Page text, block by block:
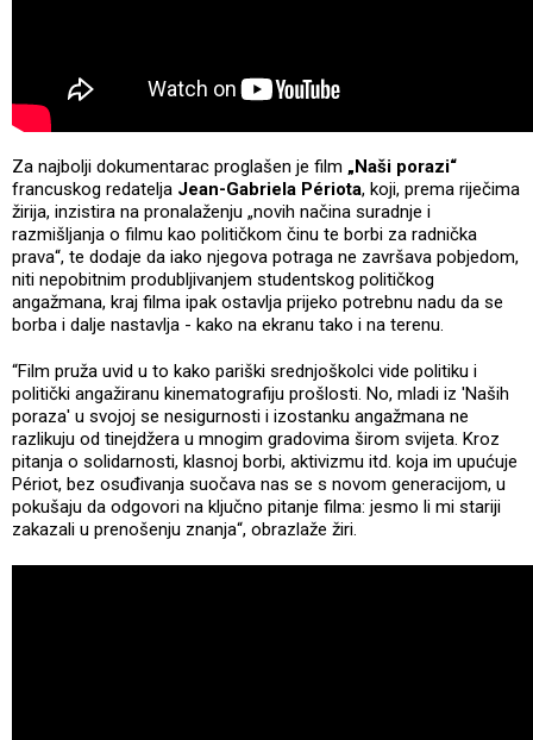
Za najbolji dokumentarac proglašen je film „Naši porazi“
francuskog redatelja Jean-Gabriela Périota, koji, prema riječima
žirija, inzistira na pronalaženju „novih načina suradnje i
razmišljanja o filmu kao političkom činu te borbi za radnička
prava“, te dodaje da iako njegova potraga ne završava pobjedom,
niti nepobitnim produbljivanjem studentskog političkog
angažmana, kraj filma ipak ostavlja prijeko potrebnu nadu da se
borba i dalje nastavlja - kako na ekranu tako i na terenu.
“Film pruža uvid u to kako pariški srednjoškolci vide politiku i
politički angažiranu kinematografiju prošlosti. No, mladi iz 'Naših
poraza' u svojoj se nesigurnosti i izostanku angažmana ne
razlikuju od tinejdžera u mnogim gradovima širom svijeta. Kroz
pitanja o solidarnosti, klasnoj borbi, aktivizmu itd. koja im upućuje
Périot, bez osuđivanja suočava nas se s novom generacijom, u
pokušaju da odgovori na ključno pitanje filma: jesmo li mi stariji
zakazali u prenošenju znanja“, obrazlaže žiri.